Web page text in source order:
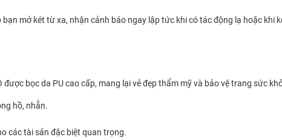
mở két từ xa, nhận cảnh báo ngay lập tức khi có tác động lạ hoặc khi
bọc da PU cao cấp, mang lại vẻ đẹp thẩm mỹ và bảo vệ trang sức
hồ, nhẫn.
các tài sản đặc biệt quan trọng.